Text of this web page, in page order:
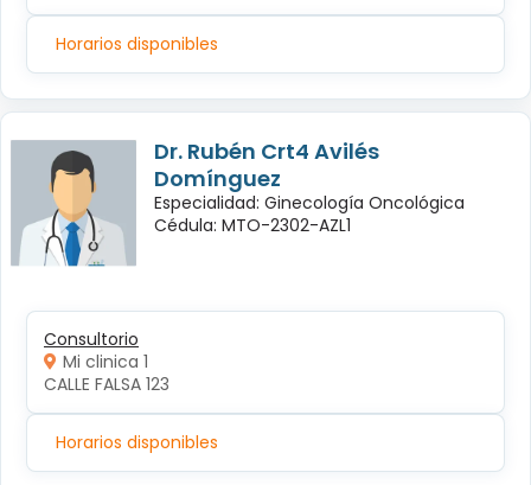
Horarios disponibles
Dr. Rubén Crt4 Avilés
Domínguez
Especialidad: Ginecología Oncológica
Cédula: MTO-2302-AZL1
Consultorio
Mi clinica 1
CALLE FALSA 123
Horarios disponibles